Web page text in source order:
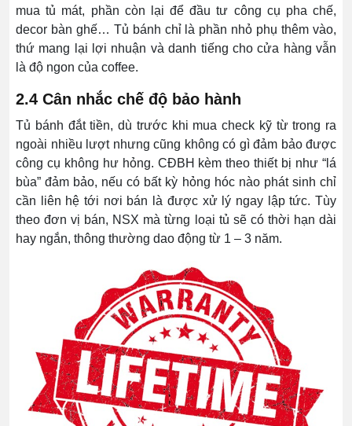
mua tủ mát, phần còn lại để đầu tư công cụ pha chế,
decor bàn ghế… Tủ bánh chỉ là phần nhỏ phụ thêm vào,
thứ mang lại lợi nhuận và danh tiếng cho cửa hàng vẫn
là độ ngon của coffee.
2.4 Cân nhắc chế độ bảo hành
Tủ bánh đắt tiền, dù trước khi mua check kỹ từ trong ra
ngoài nhiều lượt nhưng cũng không có gì đảm bảo được
công cụ không hư hỏng. CĐBH kèm theo thiết bị như “lá
bùa” đảm bảo, nếu có bất kỳ hỏng hóc nào phát sinh chỉ
cần liên hệ tới nơi bán là được xử lý ngay lập tức. Tùy
theo đơn vị bán, NSX mà từng loại tủ sẽ có thời hạn dài
hay ngắn, thông thường dao động từ 1 – 3 năm.